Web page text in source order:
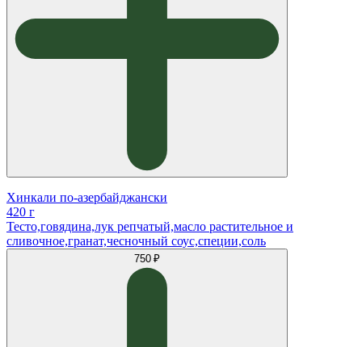
Хинкали по-азербайджански
420 г
Тесто,говядина,лук репчатый,масло растительное и
сливочное,гранат,чесночный соус,специи,соль
750 ₽